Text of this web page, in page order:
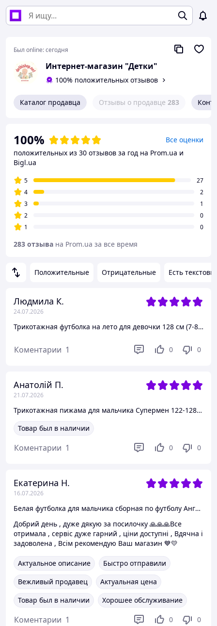
Был online:сегодня
Интернет-магазин "Детки"
100% положительных отзывов
Каталог продавца Отзывы о продавце 283
Положительные Отрицательные Есть
Людмила К.
24.07.2026
Трикотажная футболка на лето для девочки 128 см (7-8Y)
Коментарии 1 0 0
Анатолій П.
21.07.2026
Трикотажная пижама для мальчика Супермен 122-128 см (6-8Y)
Товар был в наличии
Коментарии 1 0 0
Екатерина Н.
16.07.2026
Белая футболка для мальчика сборная по футболу Англии 135 - 140 см (8-10Y)
Добрий день , дуже дякую за посилочку 🙏🙏🙏Все
отримала , сервіс дуже гарний , ціни доступні , Вдячна і
задоволена , Всім рекомендую Ваш магазин 💙💛
Актуальное описание
Быстро отправили
Вежливый продавец
Актуальная цена
Товар был в наличии
Хорошее обслуживание
Коментарии 1 0 0
100%
Все оценки
положительных из 30 отзывов за год на Prom.ua и
Bigl.ua
5
27
4
2
3
1
2
0
1
0
283 отзыва на Prom.ua за все время